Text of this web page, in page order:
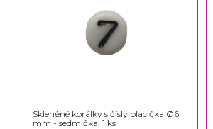
Skleněné korálky s čísly placička Ø6
mm - sedmička, 1 ks